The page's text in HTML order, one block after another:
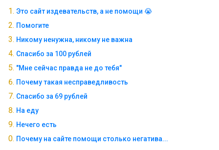
Это сайт издевательств, а не помощи 😭
Помогите
Никому ненужна, никому не важна
Спасибо за 100 рублей
"Мне сейчас правда не до тебя"
Почему такая несправедливость
Спасибо за 69 рублей
На еду
Нечего есть
Почему на сайте помощи столько негатива...